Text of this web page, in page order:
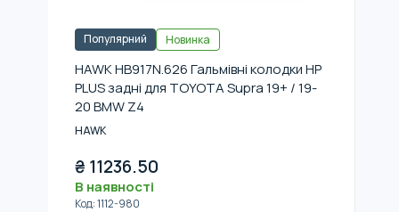
Популярний Новинка
HAWK HB917N.626 Гальмівні колодки HP
PLUS задні для TOYOTA Supra 19+ / 19-
20 BMW Z4
HAWK
₴ 11236.50
В наявності
Код:1112-980